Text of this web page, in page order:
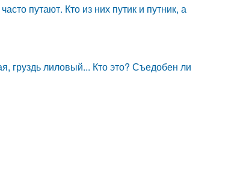
путают. Кто из них путик и путник, а
груздь лиловый... Кто это? Съедобен ли